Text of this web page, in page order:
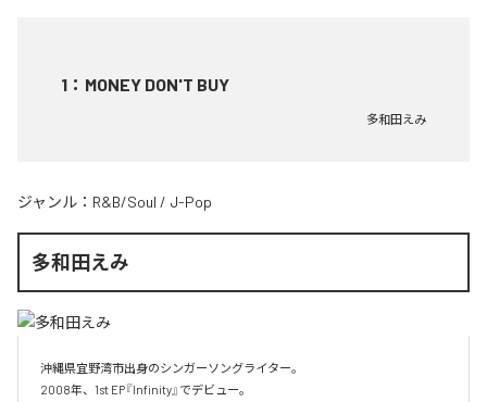
1 ： MONEY DON'T BUY
多和田えみ
ジャンル： R&B/Soul / J-Pop
多和田えみ
沖縄県宜野湾市出身のシンガーソングライター。
2008年、1st EP『Infinity』でデビュー。